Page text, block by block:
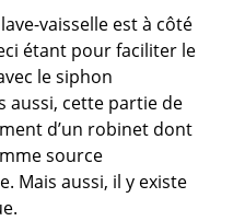
vaisselle est à côté
étant pour faciliter le
le siphon
aussi, cette partie de
d’un robinet dont
source
Mais aussi, il y existe